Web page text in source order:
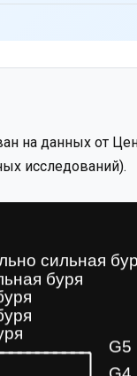
на данных от
исследований).